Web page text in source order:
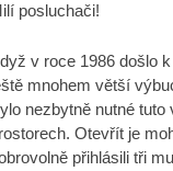
posluchači!
v roce 1986 došlo
mnohem větší
nezbytně nutné
Otevřít je
přihlásili tři